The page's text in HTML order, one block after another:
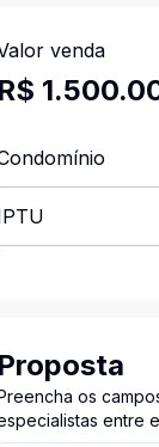
venda
R$
Proposta
os
entre